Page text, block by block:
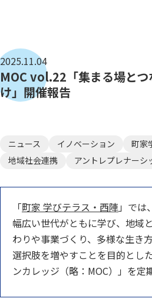
2025.11.04
MOC vol.22「集まる場と
け」開催報告
ニュース イノベーション 町家
地域社会連携
アントレプレナーシ
「町家 学びテラス・西陣」では
幅広い世代がともに学び、地域
わりや事業づくり、多様な生き
選択肢を増やすことを目的とし
ンカレッジ（略：MOC）」を定